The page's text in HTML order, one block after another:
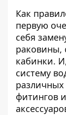
Как
первую
себя
раковины,
кабинки.
систему
фитингов